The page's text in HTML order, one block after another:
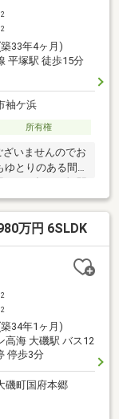
2
2
33年4ヶ月)
平塚駅 徒歩15分
袖ケ浜
所有権
いませんのでお
ゆとりのある間
で平坦。平塚駅
】花水小
約8分（500ｍ）
テラスまで徒歩
徒歩約9分 (700
3分（190ｍ）フ
万円 6SLDK
2
2
34年1ヶ月)
高海 大磯駅 バス12
停歩3分
磯町国府本郷